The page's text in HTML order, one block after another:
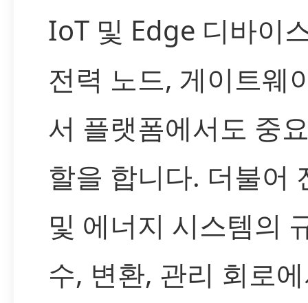
IoT 및 Edge 디바이
전력 노드, 게이트웨
서 플랫폼에서도 중
할을 합니다. 더불어
및 에너지 시스템의
수, 변환, 관리 회로